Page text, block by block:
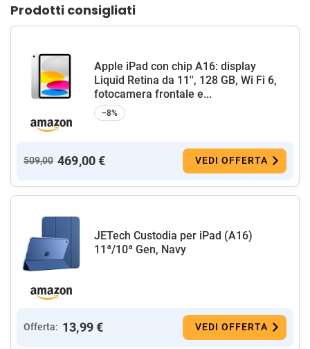
Prodotti consigliati
Apple iPad con chip A16: display
Liquid Retina da 11'', 128 GB, Wi Fi 6,
fotocamera frontale e...
−8%
509,00 469,00 € VEDI OFFERTA
JETech Custodia per iPad (A16)
11ª/10ª Gen, Navy
Offerta: 13,99 € VEDI OFFERTA